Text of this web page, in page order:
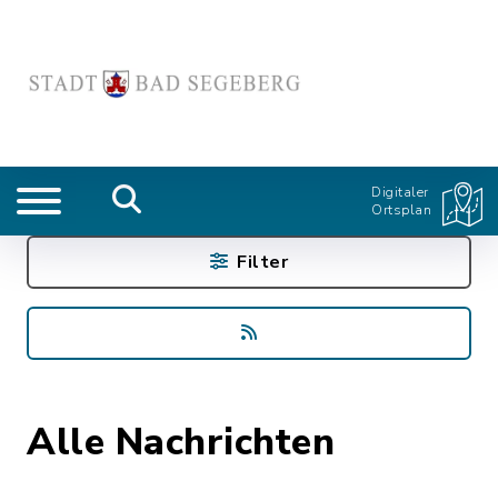
Digitaler
Ortsplan
Alle Nachrichten
Filter